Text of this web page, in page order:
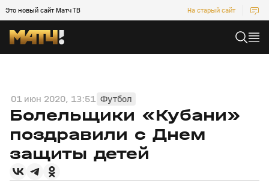
Это новый сайт Матч ТВ На старый сайт
01 июн 2020, 13:51 Футбол
Болельщики «Кубани»
поздравили с Днем
защиты детей